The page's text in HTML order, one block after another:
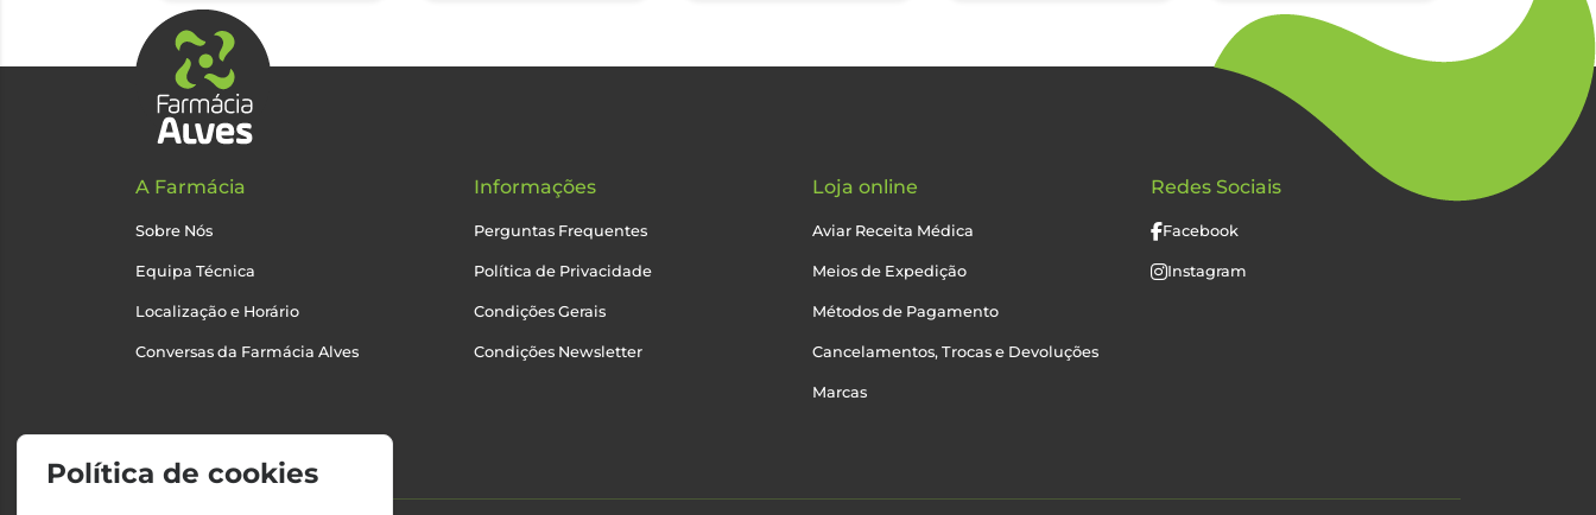
A Farmácia
Sobre Nós
Equipa Técnica
Localização e Horário
Conversas da Farmácia Alves
Informações
Perguntas Frequentes
Política de Privacidade
Condições Gerais
Condições Newsletter
Loja online
Aviar Receita Médica
Meios de Expedição
Métodos de Pagamento
Cancelamentos, Trocas e Devoluções
Marcas
Redes Sociais
Facebook
Instagram
Política de cookies